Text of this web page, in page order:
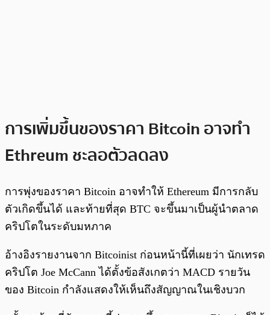
การเพิ่มขึ้นของราคา Bitcoin อาจทำ
Ethreum ชะลอตัวลดลง
การพุ่งของราคา Bitcoin อาจทำให้ Ethereum มีการกลับ
ตัวเกิดขึ้นได้ และท้ายที่สุด BTC จะขึ้นมาเป็นผู้นำตลาด
คริปโตในระดับมหภาค
อ้างอิงรายงานจาก Bitcoinist ก่อนหน้านี้ที่เผยว่า นักเทรด
คริปโต Joe McCann ได้ตั้งข้อสังเกตว่า MACD รายวัน
ของ Bitcoin กำลังแสดงให้เห็นถึงสัญญาณในเชิงบวก